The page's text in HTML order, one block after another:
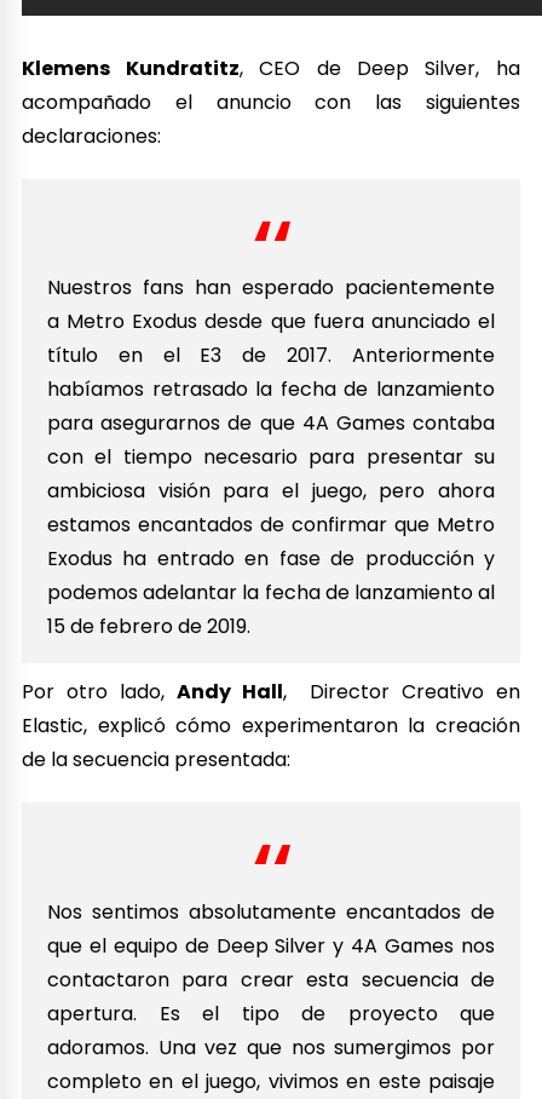
Klemens Kundratitz, CEO de Deep Silver, ha
acompañado el anuncio con las siguientes
declaraciones:
Nuestros fans han esperado pacientemente
a Metro Exodus desde que fuera anunciado el
título en el E3 de 2017. Anteriormente
habíamos retrasado la fecha de lanzamiento
para asegurarnos de que 4A Games contaba
con el tiempo necesario para presentar su
ambiciosa visión para el juego, pero ahora
estamos encantados de confirmar que Metro
Exodus ha entrado en fase de producción y
podemos adelantar la fecha de lanzamiento al
15 de febrero de 2019.
Por otro lado, Andy Hall, Director Creativo en
Elastic, explicó cómo experimentaron la creación
de la secuencia presentada:
Nos sentimos absolutamente encantados de
que el equipo de Deep Silver y 4A Games nos
contactaron para crear esta secuencia de
apertura. Es el tipo de proyecto que
adoramos. Una vez que nos sumergimos por
completo en el juego, vivimos en este paisaje